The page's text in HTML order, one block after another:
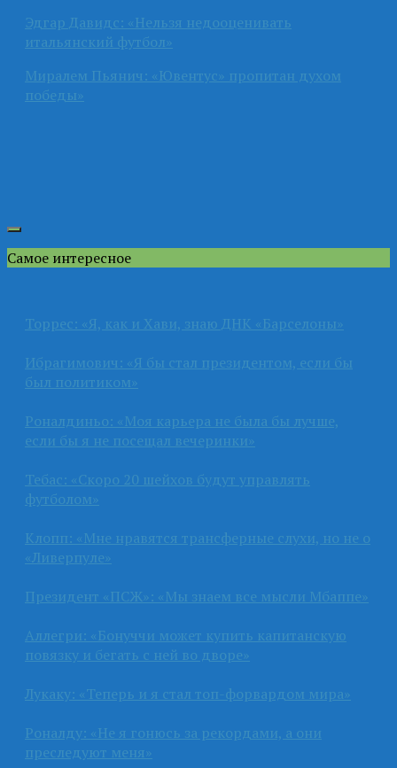
Эдгар Давидс: «Нельзя недооценивать
итальянский футбол»
Миралем Пьянич: «Ювентус» пропитан духом
победы»
Самое интересное
Торрес: «Я, как и Хави, знаю ДНК «Барселоны»
Ибрагимович: «Я бы стал президентом, если бы
был политиком»
Роналдиньо: «Моя карьера не была бы лучше,
если бы я не посещал вечеринки»
Тебас: «Скоро 20 шейхов будут управлять
футболом»
Клопп: «Мне нравятся трансферные слухи, но не о
«Ливерпуле»
Президент «ПСЖ»: «Мы знаем все мысли Мбаппе»
Аллегри: «Бонуччи может купить капитанскую
повязку и бегать с ней во дворе»
Лукаку: «Теперь и я стал топ-форвардом мира»
Роналду: «Не я гонюсь за рекордами, а они
преследуют меня»